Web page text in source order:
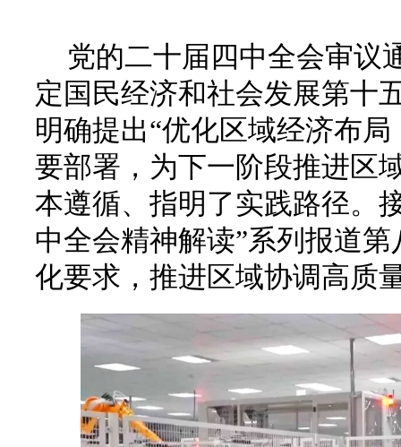
党的二十届四中全会审议
定国民经济和社会发展第十
明确提出“优化区域经济布
要部署，为下一阶段推进区
本遵循、指明了实践路径。
中全会精神解读”系列报道
化要求，推进区域协调高质